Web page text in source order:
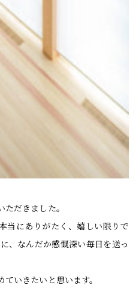
だきました。
当にありがたく、嬉しい限りで
、なんだか感慨深い毎日を送っ
いきたいと思います。